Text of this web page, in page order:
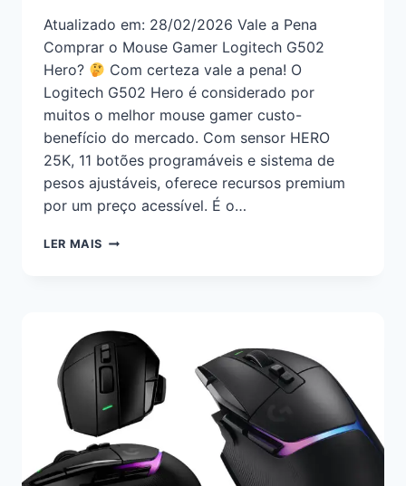
Atualizado em: 28/02/2026 Vale a Pena
Comprar o Mouse Gamer Logitech G502
Hero?
Com certeza vale a pena! O
Logitech G502 Hero é considerado por
muitos o melhor mouse gamer custo-
benefício do mercado. Com sensor HERO
25K, 11 botões programáveis e sistema de
pesos ajustáveis, oferece recursos premium
por um preço acessível. É o…
LER MAIS